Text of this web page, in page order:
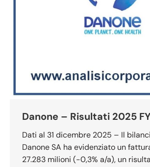
Danone – Risultati 2025
Dati al 31 dicembre 2025 – Il
Danone SA ha evidenziato un
27.283 milioni (-0,3% a/a), un